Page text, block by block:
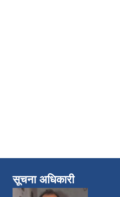
सूचना अधिकारी